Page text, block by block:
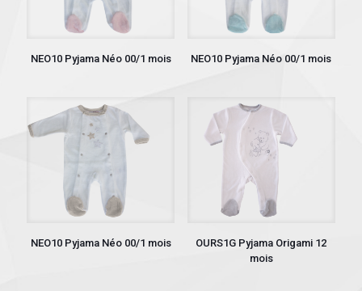
NEO10 Pyjama Néo 00/1 mois NEO10 Pyjama Néo 00/1 mois
NEO10 Pyjama Néo 00/1 mois
OURS1G Pyjama Origami 12
mois